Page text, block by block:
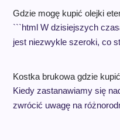
Gdzie mogę kupić olejki
```html W dzisiejszych
jest niezwykle szeroki, co
Kostka brukowa gdzie
Kiedy zastanawiamy się
zwrócić uwagę na